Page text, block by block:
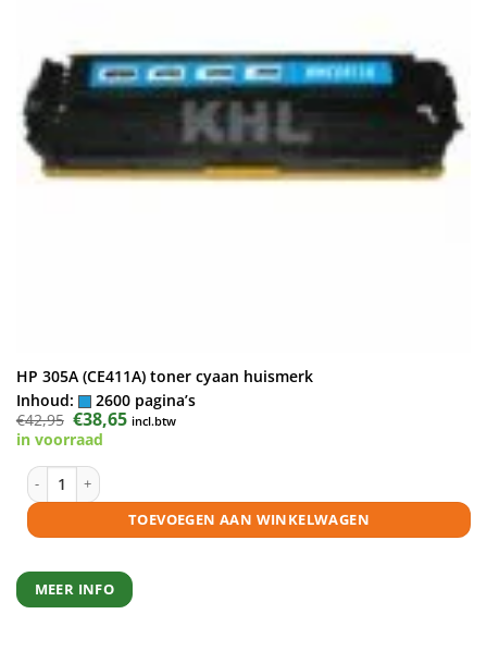
HP 305A (CE411A) toner cyaan huismerk
Inhoud:
2600 pagina’s
€42,95 Oorspronkelijke
prijs
was:
€38,65Huidige
prijs
incl.btw
in voorraad
HP 305A (CE411A) toner cyaan huismerk aantal
TOEVOEGEN AAN WINKELWAGEN
MEER INFO